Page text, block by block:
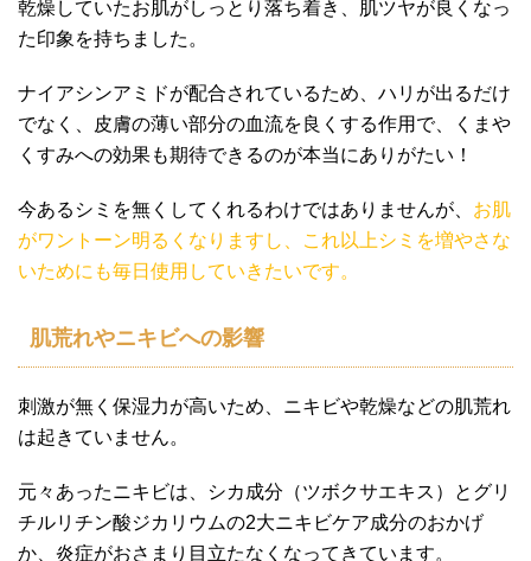
乾燥していたお肌がしっとり落ち着き、肌ツヤが良くなっ
た印象を持ちました。
ナイアシンアミドが配合されているため、ハリが出るだけ
でなく、皮膚の薄い部分の血流を良くする作用で、くまや
くすみへの効果も期待できるのが本当にありがたい！
今あるシミを無くしてくれるわけではありませんが、 お肌
がワントーン明るくなりますし、これ以上シミを増やさな
いためにも毎日使用していきたいです。
肌荒れやニキビへの影響
刺激が無く保湿力が高いため、ニキビや乾燥などの肌荒れ
は起きていません。
元々あったニキビは、シカ成分（ツボクサエキス）とグリ
チルリチン酸ジカリウムの2大ニキビケア成分のおかげ
か、炎症がおさまり目立たなくなってきています。